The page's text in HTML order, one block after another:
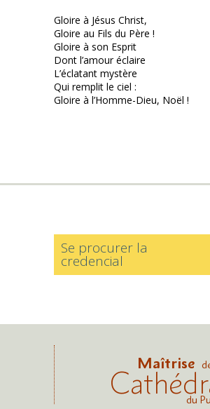
Gloire à Jésus Christ,
Gloire au Fils du Père !
Gloire à son Esprit
Dont l’amour éclaire
L’éclatant mystère
Qui remplit le ciel :
Gloire à l’Homme-Dieu, Noël !
Se procurer la
credencial
Maîtrise
du